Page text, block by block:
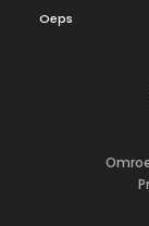
Oeps